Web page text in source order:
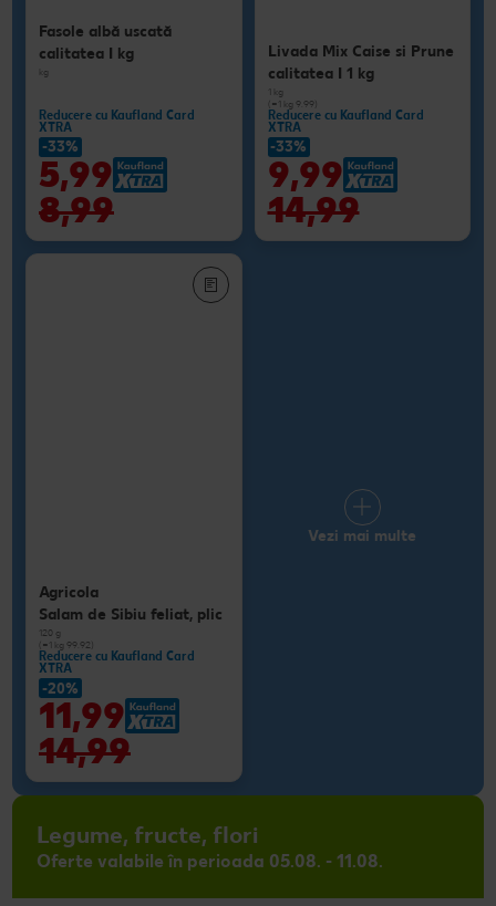
Fasole albă uscată
calitatea I kg
kg
Reducere cu Kaufland Card
XTRA
-33%
5,99
8,99
Livada Mix Caise si Prune
calitatea I 1 kg
1 kg
(=1 kg 9.99)
Reducere cu Kaufland Card
XTRA
-33%
9,99
14,99
Agricola
Salam de Sibiu feliat, plic
120 g
(=1 kg 99.92)
Reducere cu Kaufland Card
XTRA
-20%
11,99
14,99
Vezi mai multe
Legume, fructe, flori
Oferte valabile în perioada 05.08. - 11.08.